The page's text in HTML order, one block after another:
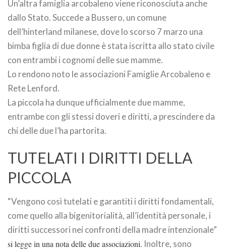
Un’altra famiglia arcobaleno viene riconosciuta anche
dallo Stato. Succede a Bussero, un comune
dell’hinterland milanese, dove lo scorso 7 marzo una
bimba figlia di due donne è stata iscritta allo stato civile
con entrambi i cognomi delle sue mamme.
Lo rendono noto le associazioni Famiglie Arcobaleno e
Rete Lenford.
La piccola ha dunque ufficialmente due mamme,
entrambe con gli stessi doveri e diritti, a prescindere da
chi delle due l’ha partorita.
TUTELATI I DIRITTI DELLA
PICCOLA
“Vengono così tutelati e garantiti i diritti fondamentali,
come quello alla bigenitorialità, all’identità personale, i
diritti successori nei confronti della madre intenzionale”
si legge in una nota delle due associazioni. Inoltre, sono